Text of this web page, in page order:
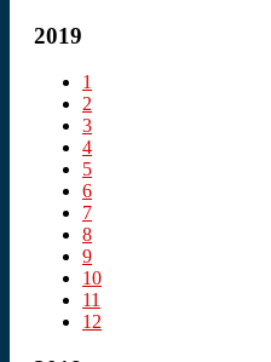
2019
1
2
3
4
5
6
7
8
9
10
11
12